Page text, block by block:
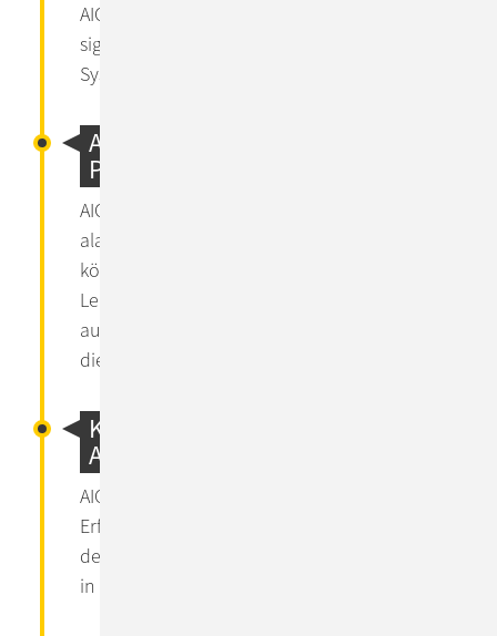
AIOps durchsucht alle Daten und identifiziert
signifikante Muster in Bezug auf
Systemleistung und Verfügbarkeitsprobleme.
Automatisierung & Proaktive
Problemlösung
AIOps deckt Anomalien proaktiv auf und
alarmiert Ihre IT-Abteilung. Im Idealfall
können die Ergebnisse des maschinellen
Lernens verarbeitet werden, um
automatische Systemreaktionen auszulösen,
die Probleme in Echtzeit beheben.
Kontinuierliches Lernen durch
AI
AIOps-Tools lernen stetig dazu.
Erfahrungswerte aus der Vergangenheit und
der aktuellen Nutzung helfen, ähnliche Alerts
in der Zukunft besser zu bewältigen.